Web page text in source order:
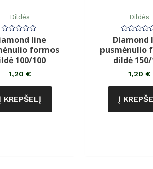
Dildės
Įvertinimas:
0
iš
5
line
formos
100/100
1,20 €
KREPŠELĮ
Dildės
0
iš
5
Diamond
pusmėnulio
dildė
1,20 €
Į